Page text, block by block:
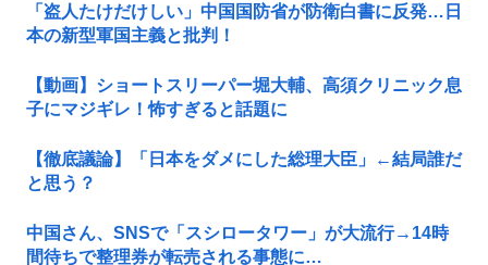
「盗人たけだけしい」中国国防省が防衛白書に反発…日
本の新型軍国主義と批判！
【動画】ショートスリーパー堀大輔、高須クリニック息
子にマジギレ！怖すぎると話題に
【徹底議論】「日本をダメにした総理大臣」←結局誰だ
と思う？
中国さん、SNSで「スシロータワー」が大流行→14時
間待ちで整理券が転売される事態に…